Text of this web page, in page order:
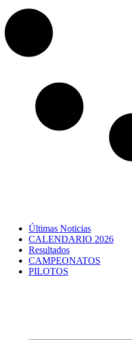
Últimas Noticias
CALENDARIO 2026
Resultados
CAMPEONATOS
PILOTOS